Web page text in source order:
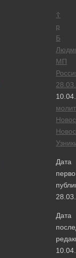
☦
р
Б
МП
Дата
Дата